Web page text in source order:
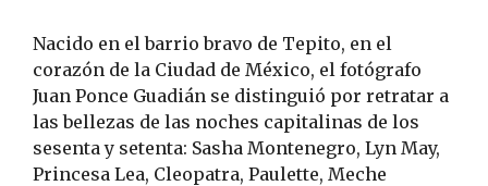
Nacido en el barrio bravo de Tepito, en el
corazón de la Ciudad de México, el fotógrafo
Juan Ponce Guadián se distinguió por retratar a
las bellezas de las noches capitalinas de los
sesenta y setenta: Sasha Montenegro, Lyn May,
Princesa Lea, Cleopatra, Paulette, Meche